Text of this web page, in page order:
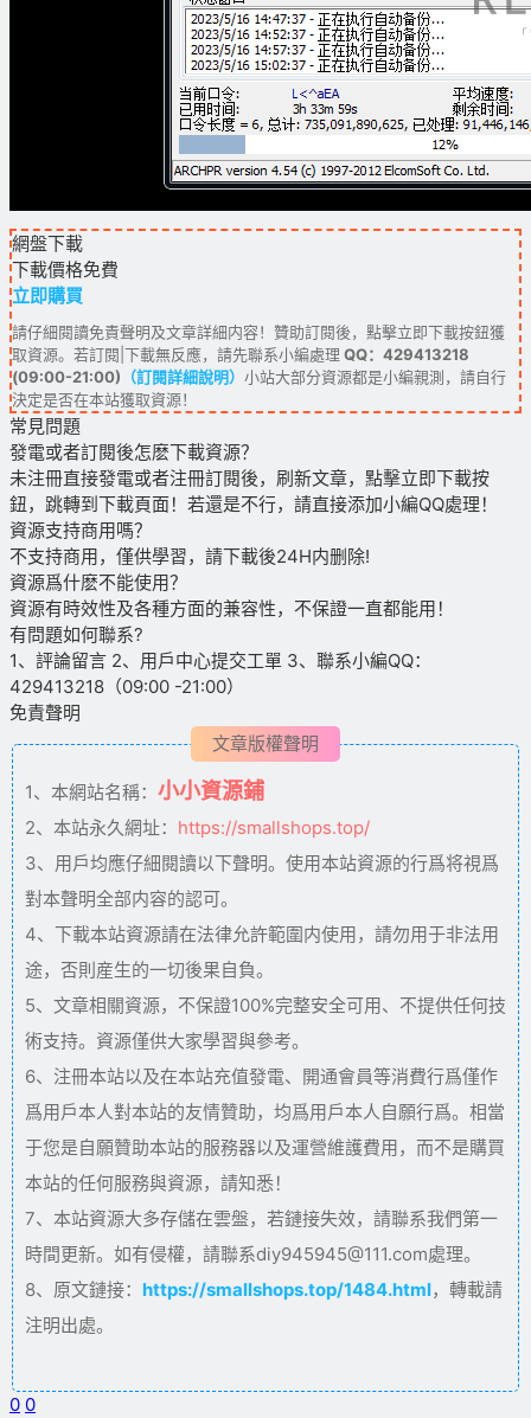
網盤下載
下載價格免費
立即購買
請仔細閱讀免責聲明及文章詳細内容！贊助訂閱後，點擊立即下載按鈕獲
取資源。若訂閱|下載無反應，請先聯系小編處理 QQ：429413218
(09:00-21:00) （訂閱詳細說明） 小站大部分資源都是小編親測，請自行
決定是否在本站獲取資源！
常見問題
發電或者訂閱後怎麽下載資源？
未注冊直接發電或者注冊訂閱後，刷新文章，點擊立即下載按
鈕，跳轉到下載頁面！若還是不行，請直接添加小編QQ處理！
資源支持商用嗎？
不支持商用，僅供學習，請下載後24H内删除!
資源爲什麽不能使用？
資源有時效性及各種方面的兼容性，不保證一直都能用！
有問題如何聯系?
1、評論留言 2、用戶中心提交工單 3、聯系小編QQ：
429413218（09:00 -21:00）
免責聲明
文章版權聲明
1、本網站名稱： 小小資源鋪
2、本站永久網址： https://smallshops.top/
3、用戶均應仔細閱讀以下聲明。使用本站資源的行爲将視爲
對本聲明全部内容的認可。
4、下載本站資源請在法律允許範圍内使用，請勿用于非法用
途，否則産生的一切後果自負。
5、文章相關資源，不保證100%完整安全可用、不提供任何技
術支持。資源僅供大家學習與參考。
6、注冊本站以及在本站充值發電、開通會員等消費行爲僅作
爲用戶本人對本站的友情贊助，均爲用戶本人自願行爲。相當
于您是自願贊助本站的服務器以及運營維護費用，而不是購買
本站的任何服務與資源，請知悉！
7、本站資源大多存儲在雲盤，若鏈接失效，請聯系我們第一
時間更新。如有侵權，請聯系diy945945@111.com處理。
8、原文鏈接： https://smallshops.top/1484.html，轉載請
注明出處。
0 0